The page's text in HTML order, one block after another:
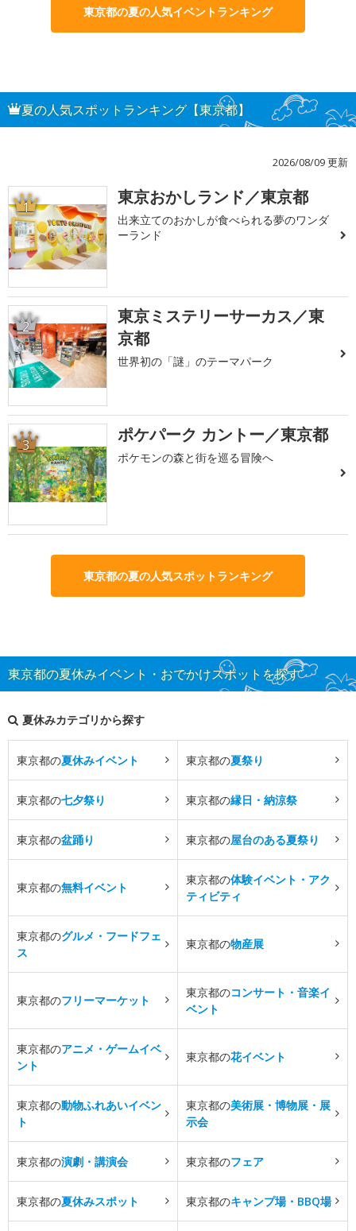
東京都の夏の人気イベントランキング
夏の人気スポットランキング【東京都】
2026/08/09 更新
1 東京おかしランド／東京都
出来立てのおかしが食べられる夢のワンダ
ーランド
2
東京ミステリーサーカス／東
京都
世界初の「謎」のテーマパーク
3 ポケパーク カントー／東京都
ポケモンの森と街を巡る冒険へ
東京都の夏の人気スポットランキング
東京都の夏休みイベント・おでかけスポットを探す
夏休みカテゴリから探す
東京都の夏休みイベント 東京都の夏祭り
東京都の七夕祭り 東京都の縁日・納涼祭
東京都の盆踊り 東京都の屋台のある夏祭り
東京都の無料イベント
東京都の体験イベント・アク
ティビティ
東京都のグルメ・フードフェ
ス
東京都の物産展
東京都のフリーマーケット
東京都のコンサート・音楽イ
ベント
東京都のアニメ・ゲームイベ
ント
東京都の花イベント
東京都の動物ふれあいイベン
ト
東京都の美術展・博物展・展
示会
東京都の演劇・講演会 東京都のフェア
東京都の夏休みスポット 東京都のキャンプ場・BBQ場